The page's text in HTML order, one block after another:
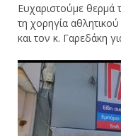
Ευχαριστούμε
τη χορηγία
και τον κ. Γαρεδάκη